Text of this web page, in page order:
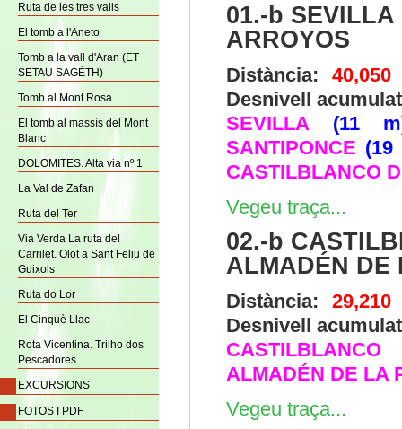
Ruta de les tres valls
El tomb a l'Aneto
Tomb a la vall d'Aran (ET
SETAU SAGÈTH)
Tomb al Mont Rosa
El tomb al massís del Mont
Blanc
DOLOMITES. Alta via nº 1
La Val de Zafan
Ruta del Ter
Via Verda La ruta del
Carrilet. Olot a Sant Feliu de
Guixols
Ruta do Lor
El Cinquè Llac
Rota Vicentina. Trilho dos
Pescadores
EXCURSIONS
FOTOS I PDF
01.-b
ARROYOS
Distància:
Desnivell
SEVILLA(11
SANTIPONCE (19
CASTILBLANCO
Vegeu traça...
02.-b
ALMADÉN DE
Distància: 29,210
Desnivell
ALMADÉN DE LA
Vegeu traça...